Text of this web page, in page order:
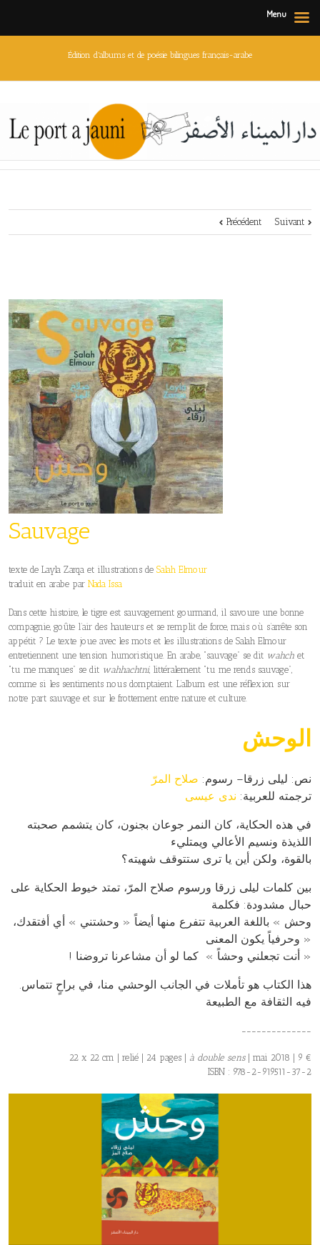
Édition d'albums et de poésie bilingues français-arabe
Précédent Suivant
Sauvage
texte de Layla Zarqa et illustrations de Salah Elmour
traduit en arabe par Nada Issa
Dans cette histoire, le tigre est sauvagement gourmand, il savoure une bonne
compagnie, goûte l’air des hauteurs et se remplit de force, mais où s’arrête son
appétit ? Le texte joue avec les mots et les illustrations de Salah Elmour
entretiennent une tension humoristique. En arabe, “sauvage” se dit wahch et
“tu me manques” se dit wahhachtni, littéralement “tu me rends sauvage”,
comme si les sentiments nous domptaient. L’album est une réflexion sur
notre part sauvage et sur le frottement entre nature et culture.
الوحش
نص: ليلى زرقا– رسوم: صلاح المرّ
ترجمته للعربية: ندى عيسى
في هذه الحكاية، كان النمر جوعان بجنون، كان يتشمم صحبته
اللذيذة ونسيم الأعالي ويمتليء
بالقوة، ولكن أين يا ترى ستتوقف شهيته؟
بين كلمات ليلى زرقا ورسوم صلاح المرّ، تمتد خيوط الحكاية على
حبال مشدودة: فكلمة
وحش » باللغة العربية تتفرع منها أيضاً « وحشتني » أي أفتقدك،
وحرفياً يكون المعنى »
! أنت تجعلني وحشاً » كما لو أن مشاعرنا تروضنا »
.هذا الكتاب هو تأملات في الجانب الوحشي منا، في براحٍ تتماس
فيه الثقافة مع الطبيعة
______________
22 x 22 cm | relié | 24 pages | à double sens| mai 2018 | 9 €
ISBN : 978-2-919511-37-2
Menu